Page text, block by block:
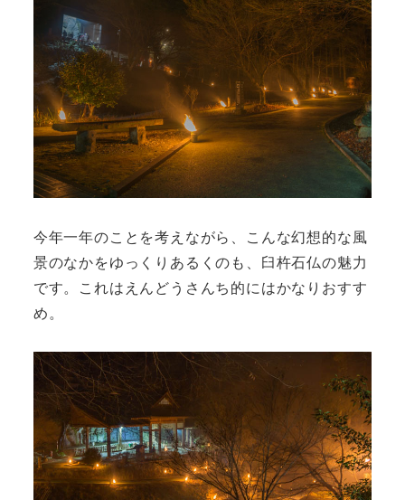
今年一年のことを考えながら、こんな幻想的な風
景のなかをゆっくりあるくのも、臼杵石仏の魅力
です。これはえんどうさんち的にはかなりおすす
め。